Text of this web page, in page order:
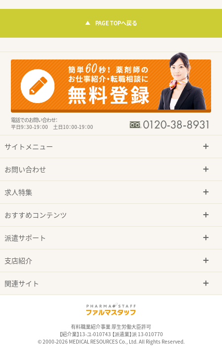
PAGE TOPへ戻る
電話でのお問い合わせ：
平日9：30-19：00 土日10：00-19：00
サイトメニュー
お問い合わせ
求人特集
おすすめコンテンツ
派遣サポート
支店紹介
関連サイト
有料職業紹介事業 厚生労働大臣許可
【紹介業】13-ユ-010743 【派遣業】派 13-010770
© 2000-2026 MEDICAL RESOURCES Co., Ltd. All Rights Reserved.